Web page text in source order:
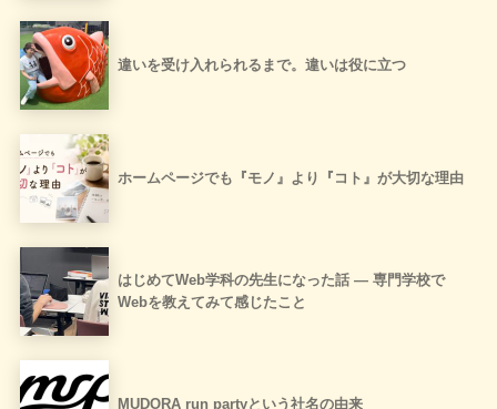
違いを受け入れられるまで。違いは役に立つ
ホームページでも『モノ』より『コト』が大切な理由
はじめてWeb学科の先生になった話 ― 専門学校で
Webを教えてみて感じたこと
MUDORA run partyという社名の由来